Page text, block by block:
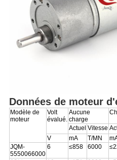
Données de moteur
Modèle de
moteur
Volt
évalué.
Aucune
charge
Actuel Vitesse
V
mA T/MN
JQM-
5550066000
6 ≤858 6000